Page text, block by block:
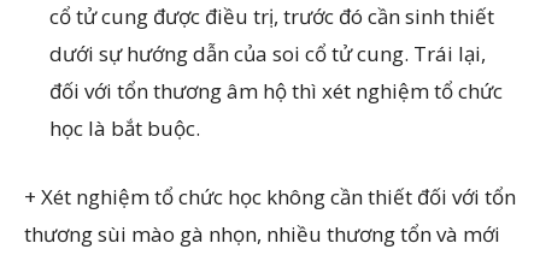
cổ tử cung được điều trị, trước đó cần sinh thiết
dưới sự hướng dẫn của soi cổ tử cung. Trái lại,
đối với tổn thương âm hộ thì xét nghiệm tổ chức
học là bắt buộc.
+ Xét nghiệm tổ chức học không cần thiết đối với tổn
thương sùi mào gà nhọn, nhiều thương tổn và mới